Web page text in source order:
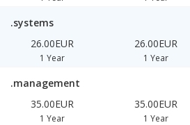
.systems
26.00EUR
1 Year
26.00EUR
1 Year
.management
35.00EUR
1 Year
35.00EUR
1 Year